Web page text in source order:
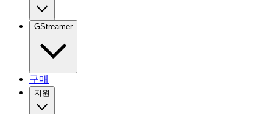
GStreamer
구매
지원